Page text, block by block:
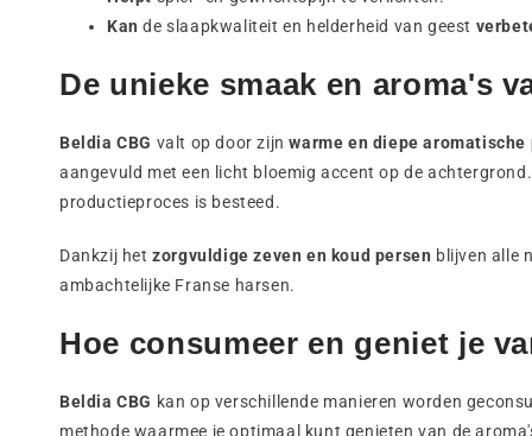
Kan de slaapkwaliteit en helderheid van geest
De unieke smaak en aroma's
Beldia CBG valt op door zijnwarme en diepe aromatische
aangevuld met een licht bloemig accent op de
productieproces is besteed.
Dankzij hetzorgvuldige zeven en koud persen blijven alle
ambachtelijke Franse harsen.
Hoe consumeer en geniet je
Beldia CBG kan op verschillende manieren worden
methode waarmee je optimaal kunt genieten van de